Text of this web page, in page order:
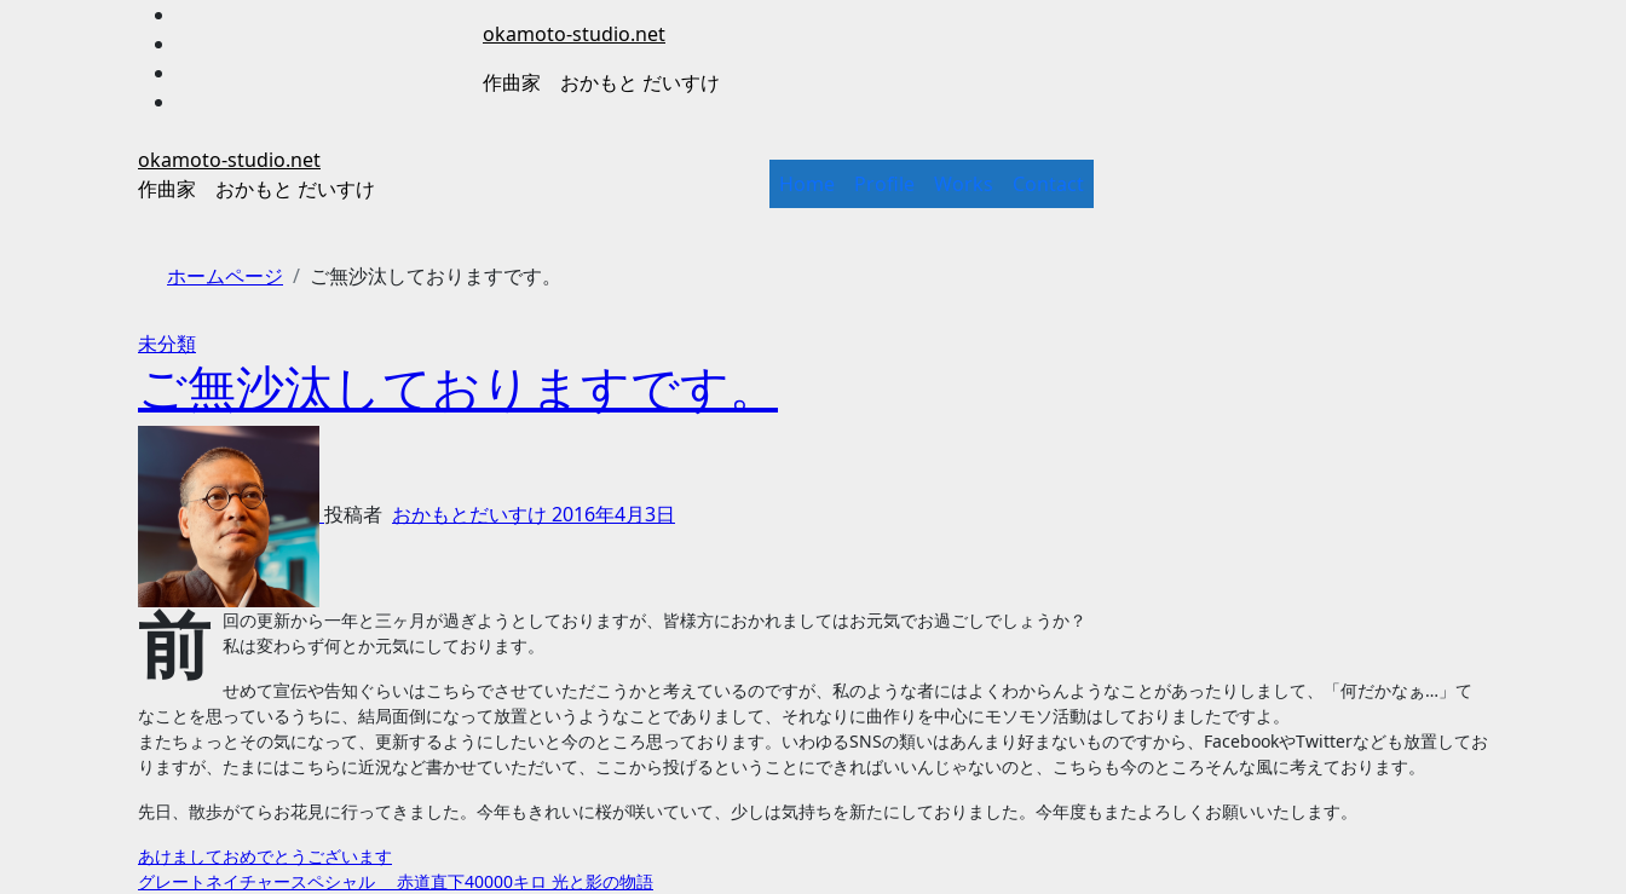
okamoto-studio.net
作曲家 おかもと だいすけ
okamoto-studio.net
作曲家 おかもと だいすけ
Home Profile Works Contact
ホームページ ご無沙汰しておりますです。
未分類
ご無沙汰しておりますです。
投稿者 おかもとだいすけ 2016年4月3日
前 回の更新から一年と三ヶ月が過ぎようとしておりますが、皆様方におかれましてはお元気でお過ごしでしょうか？
私は変わらず何とか元気にしております。
せめて宣伝や告知ぐらいはこちらでさせていただこうかと考えているのですが、私のような者にはよくわからんようなことがあったりしまして、「何だかなぁ…」て
なことを思っているうちに、結局面倒になって放置というようなことでありまして、それなりに曲作りを中心にモソモソ活動はしておりましたですよ。
またちょっとその気になって、更新するようにしたいと今のところ思っております。いわゆるSNSの類いはあんまり好まないものですから、FacebookやTwitterなども放置してお
りますが、たまにはこちらに近況など書かせていただいて、ここから投げるということにできればいいんじゃないのと、こちらも今のところそんな風に考えております。
先日、散歩がてらお花見に行ってきました。今年もきれいに桜が咲いていて、少しは気持ちを新たにしておりました。今年度もまたよろしくお願いいたします。
投
あけましておめでとうございます
グレートネイチャースペシャル 赤道直下40000キロ 光と影の物語